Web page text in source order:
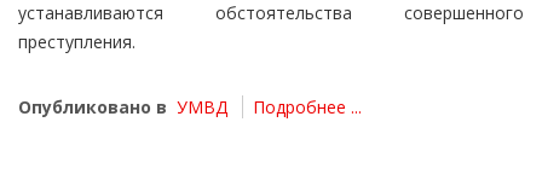
устанавливаются обстоятельства совершенного
преступления.
Опубликовано в УМВД Подробнее ...